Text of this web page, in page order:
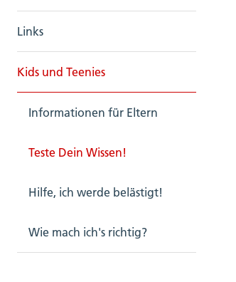
Links
Kids und Teenies
Informationen für Eltern
Teste Dein Wissen!
Hilfe, ich werde belästigt!
Wie mach ich's richtig?